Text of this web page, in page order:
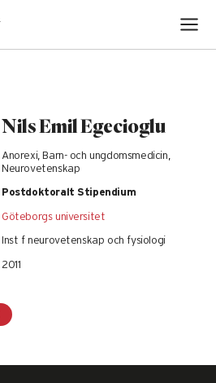
Nils Emil Egecioglu
Anorexi, Barn- och ungdomsmedicin,
Neurovetenskap
Postdoktoralt Stipendium
Göteborgs universitet
Inst f neurovetenskap och fysiologi
2011